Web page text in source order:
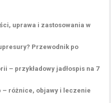
uprawa i zastosowania w
Przewodnik po
– przykładowy jadłospis na 7
różnice, objawy i leczenie